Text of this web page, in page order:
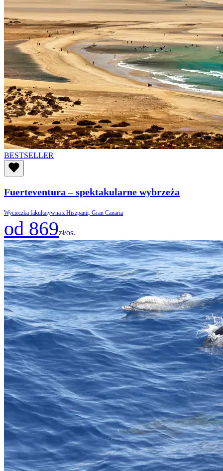
BESTSELLER
Fuerteventura – spektakularne wybrzeża
Wycieczka fakultatywna z Hiszpanii, Gran Canaria
od 869zł/os.